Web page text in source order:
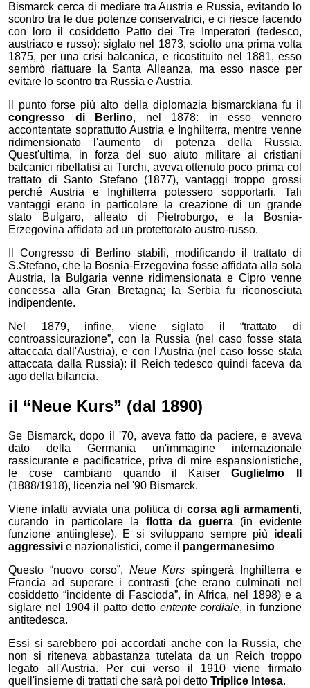
Bismarck cerca di mediare tra Austria e Russia, evitando lo
scontro tra le due potenze conservatrici, e ci riesce facendo
con loro il cosiddetto Patto dei Tre Imperatori (tedesco,
austriaco e russo): siglato nel 1873, sciolto una prima volta
1875, per una crisi balcanica, e ricostituito nel 1881, esso
sembrò riattuare la Santa Alleanza, ma esso nasce per
evitare lo scontro tra Russia e Austria.
Il punto forse più alto della diplomazia bismarckiana fu il
congresso di Berlino, nel 1878: in esso vennero
accontentate soprattutto Austria e Inghilterra, mentre venne
ridimensionato l'aumento di potenza della Russia.
Quest'ultima, in forza del suo aiuto militare ai cristiani
balcanici ribellatisi ai Turchi, aveva ottenuto poco prima col
trattato di Santo Stefano (1877), vantaggi troppo grossi
perché Austria e Inghilterra potessero sopportarli. Tali
vantaggi erano in particolare la creazione di un grande
stato Bulgaro, alleato di Pietroburgo, e la Bosnia-
Erzegovina affidata ad un protettorato austro-russo.
Il Congresso di Berlino stabilì, modificando il trattato di
S.Stefano, che la Bosnia-Erzegovina fosse affidata alla sola
Austria, la Bulgaria venne ridimensionata e Cipro venne
concessa alla Gran Bretagna; la Serbia fu riconosciuta
indipendente.
Nel 1879, infine, viene siglato il “trattato di
controassicurazione”, con la Russia (nel caso fosse stata
attaccata dall'Austria), e con l'Austria (nel caso fosse stata
attaccata dalla Russia): il Reich tedesco quindi faceva da
ago della bilancia.
il “Neue Kurs” (dal 1890)
Se Bismarck, dopo il '70, aveva fatto da paciere, e aveva
dato della Germania un'immagine internazionale
rassicurante e pacificatrice, priva di mire espansionistiche,
le cose cambiano quando il KaiserGuglielmo II
(1888/1918), licenzia nel '90 Bismarck.
Viene infatti avviata una politica di corsa agli armamenti,
curando in particolare la flotta da guerra (in evidente
funzione antiinglese). E si sviluppano sempre più ideali
aggressivi e nazionalistici, come il pangermanesimo
Questo “nuovo corso”, Neue Kurs spingerà Inghilterra e
Francia ad superare i contrasti (che erano culminati nel
cosiddetto “incidente di Fascioda”, in Africa, nel 1898) e a
siglare nel 1904 il patto detto entente cordiale, in funzione
antitedesca.
Essi si sarebbero poi accordati anche con la Russia, che
non si riteneva abbastanza tutelata da un Reich troppo
legato all'Austria. Per cui verso il 1910 viene firmato
quell'insieme di trattati che sarà poi dettoTriplice Intesa.